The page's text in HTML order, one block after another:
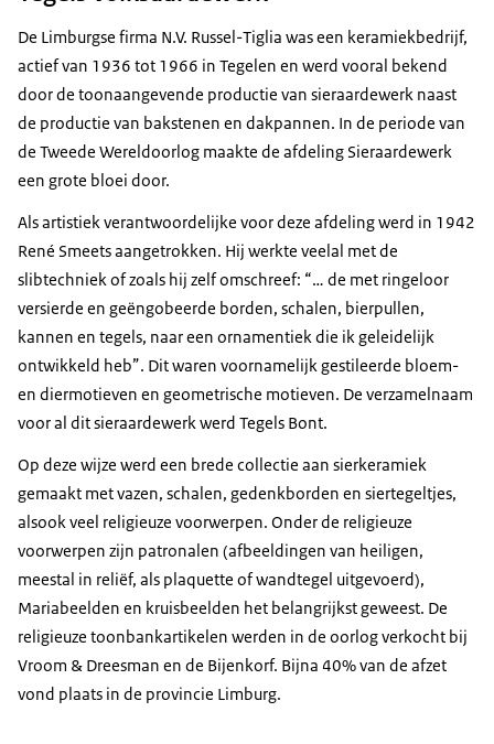
De Limburgse firma N.V. Russel-Tiglia was een keramiekbedrijf,
actief van 1936 tot 1966 in Tegelen en werd vooral bekend
door de toonaangevende productie van sieraardewerk naast
de productie van bakstenen en dakpannen. In de periode van
de Tweede Wereldoorlog maakte de afdeling Sieraardewerk
een grote bloei door.
Als artistiek verantwoordelijke voor deze afdeling werd in 1942
René Smeets aangetrokken. Hij werkte veelal met de
slibtechniek of zoals hij zelf omschreef: “… de met ringeloor
versierde en geëngobeerde borden, schalen, bierpullen,
kannen en tegels, naar een ornamentiek die ik geleidelijk
ontwikkeld heb”. Dit waren voornamelijk gestileerde bloem-
en diermotieven en geometrische motieven. De verzamelnaam
voor al dit sieraardewerk werd Tegels Bont.
Op deze wijze werd een brede collectie aan sierkeramiek
gemaakt met vazen, schalen, gedenkborden en siertegeltjes,
alsook veel religieuze voorwerpen. Onder de religieuze
voorwerpen zijn patronalen (afbeeldingen van heiligen,
meestal in reliëf, als plaquette of wandtegel uitgevoerd),
Mariabeelden en kruisbeelden het belangrijkst geweest. De
religieuze toonbankartikelen werden in de oorlog verkocht bij
Vroom & Dreesman en de Bijenkorf. Bijna 40% van de afzet
vond plaats in de provincie Limburg.